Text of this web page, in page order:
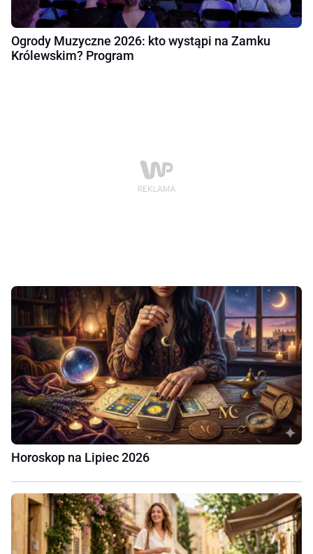
Ogrody Muzyczne 2026: kto wystąpi na Zamku
Królewskim? Program
Horoskop na Lipiec 2026